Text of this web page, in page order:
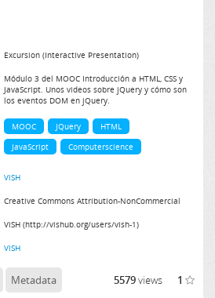
Excursion (Interactive Presentation)
Módulo 3 del MOOC Introducción a HTML, CSS y
JavaScript. Unos videos sobre jQuery y cómo son
los eventos DOM en jQuery.
MOOC JQuery
HTML
JavaScript
Computerscience
ViSH
Creative Commons Attribution-NonCommercial
ViSH (http://vishub.org/users/vish-1)
ViSH
Metadata 5579views 1